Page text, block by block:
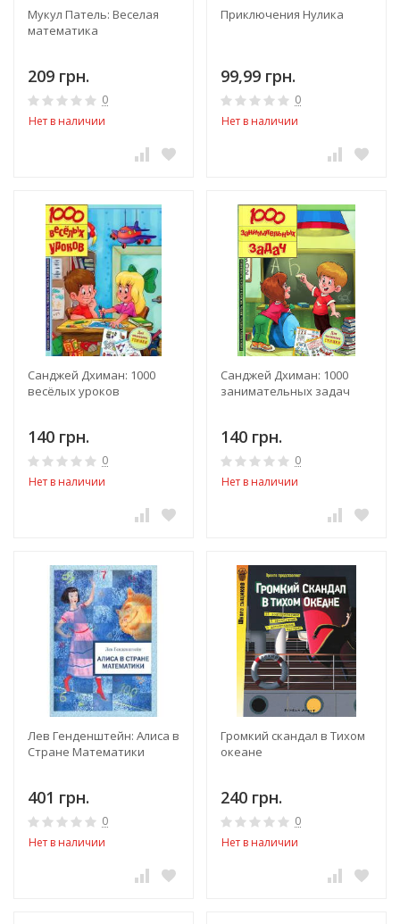
Мукул Патель: Веселая
математика
209 грн.
0
Нет в наличии
Приключения Нулика
99,99 грн.
0
Нет в наличии
Санджей Дхиман: 1000
весёлых уроков
140 грн.
0
Нет в наличии
Санджей Дхиман: 1000
занимательных задач
140 грн.
0
Нет в наличии
Лев Генденштейн: Алиса в
Стране Математики
401 грн.
0
Нет в наличии
Громкий скандал в Тихом
океане
240 грн.
0
Нет в наличии